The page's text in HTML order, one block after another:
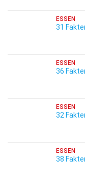
ESSEN
31
ESSEN
36
ESSEN
32
ESSEN
38